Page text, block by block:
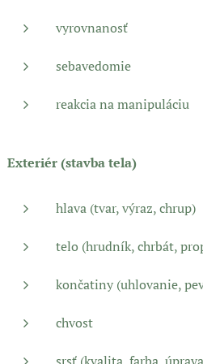
vyrovnanosť
sebavedomie
reakcia na manipuláciu
Exteriér (stavba tela)
hlava (tvar, výraz, chrup)
telo (hrudník, chrbát,
končatiny (uhlovanie,
chvost